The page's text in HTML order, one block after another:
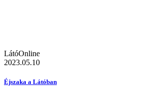
LátóOnline
2023.05.10
Éjszaka a Látóban